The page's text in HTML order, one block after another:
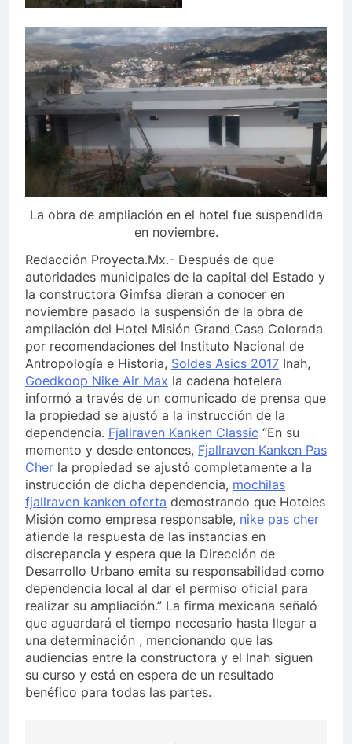
La obra de ampliación en el hotel fue suspendida
en noviembre.
Redacción Proyecta.Mx.- Después de que
autoridades municipales de la capital del Estado y
la constructora Gimfsa dieran a conocer en
noviembre pasado la suspensión de la obra de
ampliación del Hotel Misión Grand Casa Colorada
por recomendaciones del Instituto Nacional de
Antropología e Historia, Soldes Asics 2017 Inah,
Goedkoop Nike Air Max la cadena hotelera
informó a través de un comunicado de prensa que
la propiedad se ajustó a la instrucción de la
dependencia. Fjallraven Kanken Classic “En su
momento y desde entonces, Fjallraven Kanken Pas
Cher la propiedad se ajustó completamente a la
instrucción de dicha dependencia, mochilas
fjallraven kanken oferta demostrando que Hoteles
Misión como empresa responsable, nike pas cher
atiende la respuesta de las instancias en
discrepancia y espera que la Dirección de
Desarrollo Urbano emita su responsabilidad como
dependencia local al dar el permiso oficial para
realizar su ampliación.” La firma mexicana señaló
que aguardará el tiempo necesario hasta llegar a
una determinación , mencionando que las
audiencias entre la constructora y el Inah siguen
su curso y está en espera de un resultado
benéfico para todas las partes.